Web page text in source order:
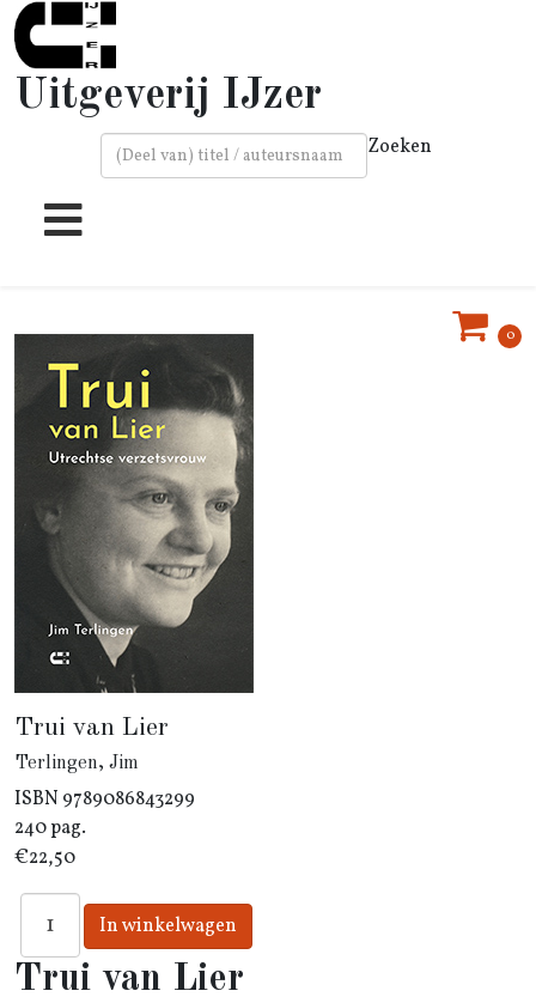
Uitgeverij IJzer
Zoeken
0
Trui van Lier
Terlingen, Jim
ISBN 9789086843299
240 pag.
€22,50
Trui van Lier